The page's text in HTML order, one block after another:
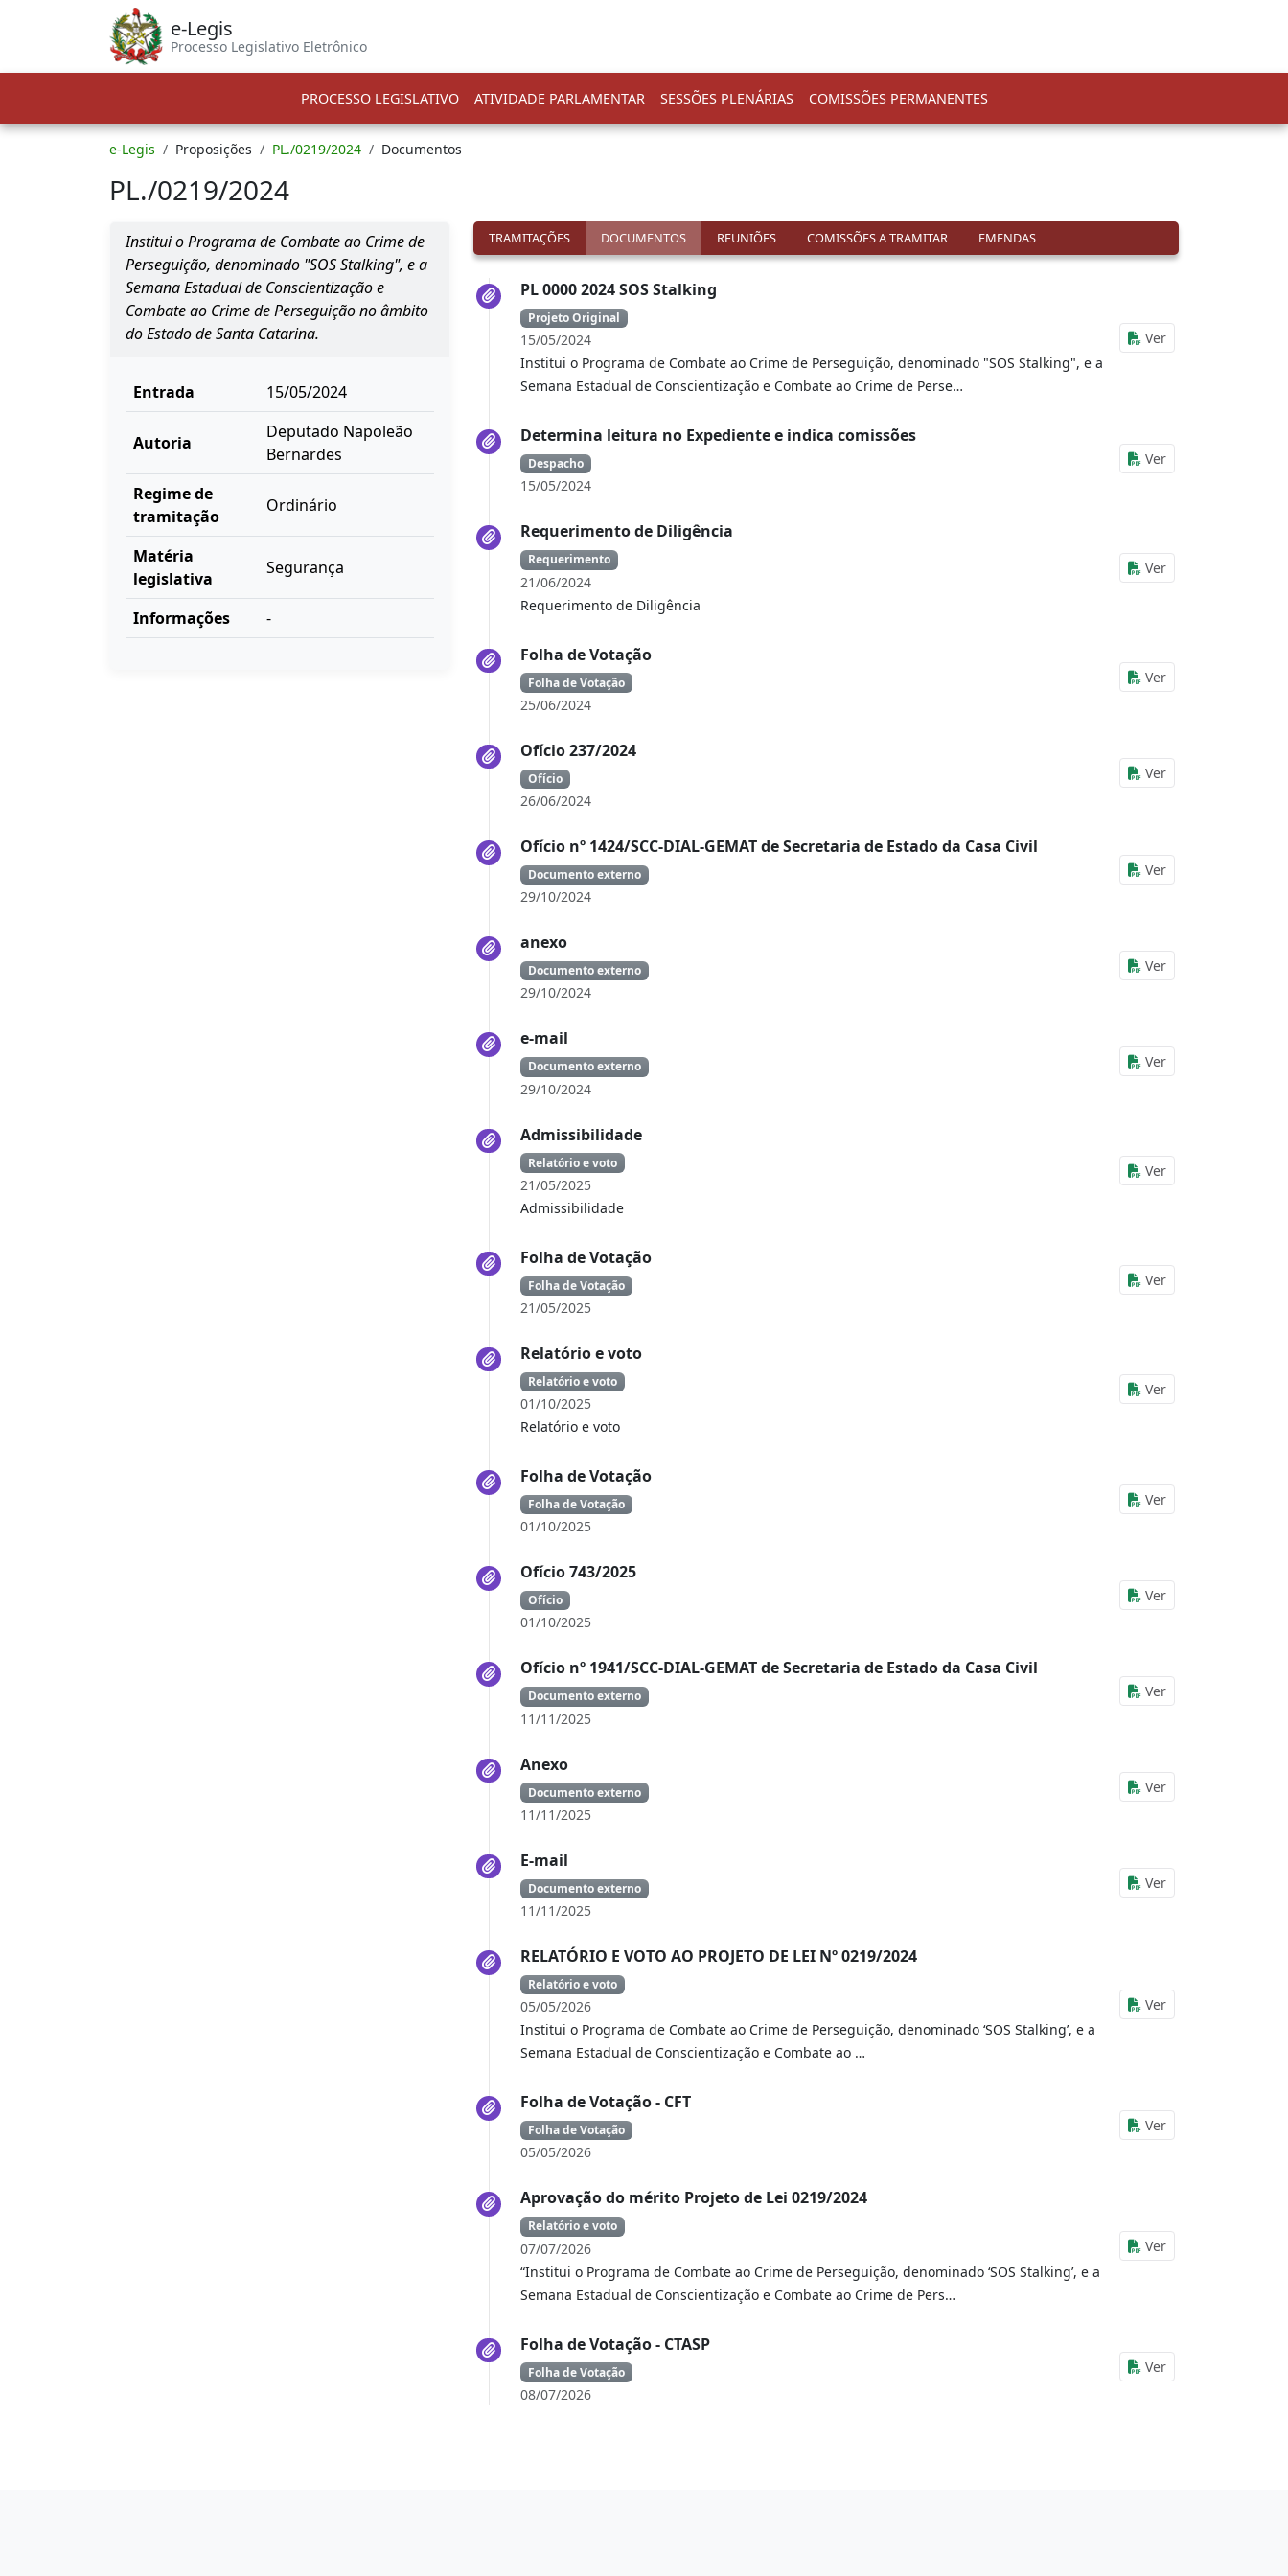
e-Legis
Processo Legislativo Eletrônico
PROCESSO LEGISLATIVO ATIVIDADE PARLAMENTAR SESSÕES PLENÁRIAS COMISSÕES PERMANENTES
e-Legis Proposições PL./0219/2024 Documentos
PL./0219/2024
Institui o Programa de Combate ao Crime de
Perseguição, denominado "SOS Stalking", e a
Semana Estadual de Conscientização e
Combate ao Crime de Perseguição no âmbito
do Estado de Santa Catarina.
Entrada 15/05/2024
Autoria
Deputado Napoleão
Bernardes
Regime de
tramitação
Ordinário
Matéria
legislativa
Segurança
Informações -
TRAMITAÇÕES DOCUMENTOS REUNIÕES COMISSÕES A TRAMITAR EMENDAS
PL 0000 2024 SOS Stalking
Projeto Original
15/05/2024
Institui o Programa de Combate ao Crime de Perseguição, denominado "SOS Stalking", e a
Semana Estadual de Conscientização e Combate ao Crime de Perse…
Ver
Determina leitura no Expediente e indica comissões
Despacho
15/05/2024
Ver
Requerimento de Diligência
Requerimento
21/06/2024
Requerimento de Diligência
Ver
Folha de Votação
Folha de Votação
25/06/2024
Ver
Ofício 237/2024
Ofício
26/06/2024
Ver
Ofício nº 1424/SCC-DIAL-GEMAT de Secretaria de Estado da Casa Civil
Documento externo
29/10/2024
Ver
anexo
Documento externo
29/10/2024
Ver
e-mail
Documento externo
29/10/2024
Ver
Admissibilidade
Relatório e voto
21/05/2025
Admissibilidade
Ver
Folha de Votação
Folha de Votação
21/05/2025
Ver
Relatório e voto
Relatório e voto
01/10/2025
Relatório e voto
Ver
Folha de Votação
Folha de Votação
01/10/2025
Ver
Ofício 743/2025
Ofício
01/10/2025
Ver
Ofício nº 1941/SCC-DIAL-GEMAT de Secretaria de Estado da Casa Civil
Documento externo
11/11/2025
Ver
Anexo
Documento externo
11/11/2025
Ver
E-mail
Documento externo
11/11/2025
Ver
RELATÓRIO E VOTO AO PROJETO DE LEI Nº 0219/2024
Relatório e voto
05/05/2026
Institui o Programa de Combate ao Crime de Perseguição, denominado ‘SOS Stalking’, e a
Semana Estadual de Conscientização e Combate ao …
Ver
Folha de Votação - CFT
Folha de Votação
05/05/2026
Ver
Aprovação do mérito Projeto de Lei 0219/2024
Relatório e voto
07/07/2026
“Institui o Programa de Combate ao Crime de Perseguição, denominado ‘SOS Stalking’, e a
Semana Estadual de Conscientização e Combate ao Crime de Pers…
Ver
Folha de Votação - CTASP
Folha de Votação
08/07/2026
Ver